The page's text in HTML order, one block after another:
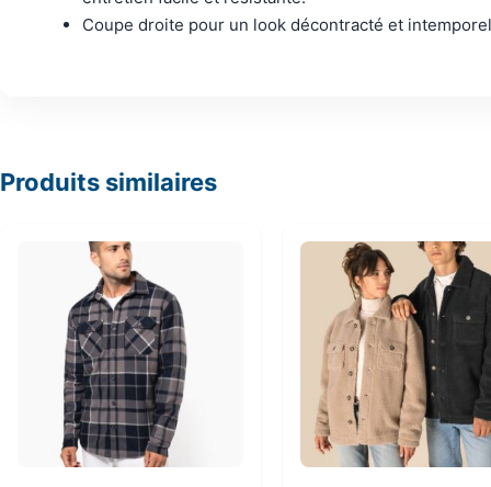
Coupe droite pour un look décontracté et intemporel
Produits similaires